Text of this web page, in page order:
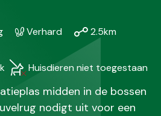
Karakteristiek
Verhard Afstand
2.5km
Huisdieren niet toegestaan
midden in de bossen
nodigt uit voor een